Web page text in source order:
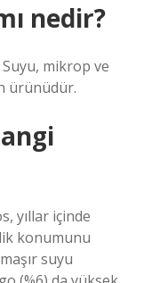
nedir?
mikrop ve
ürünüdür.
yıllar içinde
konumunu
suyu